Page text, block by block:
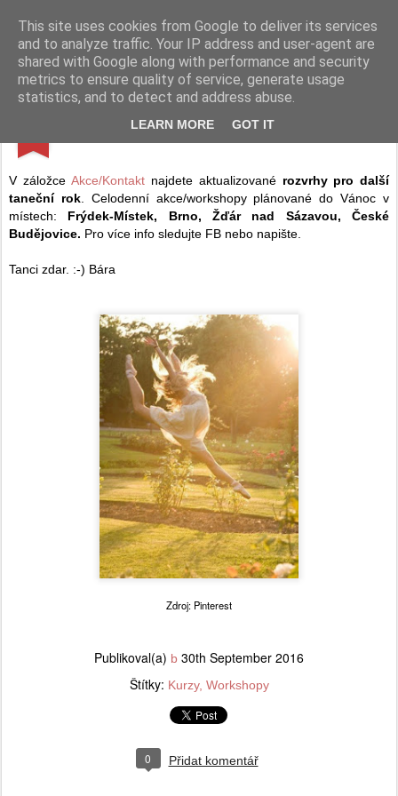
This site uses cookies from Google to deliver its services
and to analyze traffic. Your IP address and user-agent are
shared with Google along with performance and security
metrics to ensure quality of service, generate usage
statistics, and to detect and address abuse.
LEARN MORE GOT IT
I´m not normal. I´m FeMime ... mou řečí je pohyb.
Pages
Rozvrh 2016/2017
V záložceAkce/Kontakt najdete aktualizované rozvrhy pro další
taneční rok. Celodenní akce/workshopy plánované do Vánoc v
místech: Frýdek-Místek, Brno, Žďár nad Sázavou, České
Budějovice. Pro více info sledujte FB nebo napište.
Tanci zdar. :-) Bára
Zdroj: Pinterest
Publikoval(a) b 30th September 2016
Štítky: Kurzy Workshopy
0 Přidat komentář